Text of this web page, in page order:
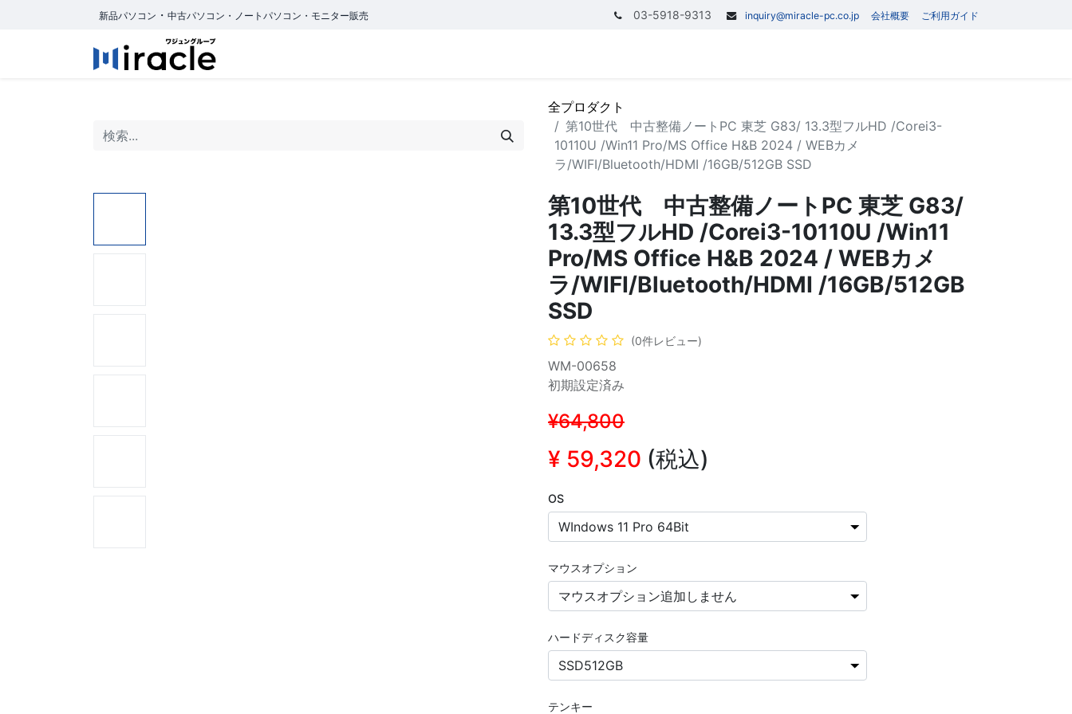
新品パソコン ・ 中古パソコン・ノートパソコン・モニター販売 03-5918-9313 inquiry@miracle-pc.co.jp 会社概要 ご利用ガイド
全プロダクト
第10世代 中古整備ノートPC 東芝 G83/ 13.3型フルHD /Corei3-
10110U /Win11 Pro/MS Office H&B 2024 / WEBカメ
ラ/WIFI/Bluetooth/HDMI /16GB/512GB SSD
第10世代 中古整備ノートPC 東芝 G83/
13.3型フルHD /Corei3-10110U /Win11
Pro/MS Office H&B 2024 / WEBカメ
ラ/WIFI/Bluetooth/HDMI /16GB/512GB
SSD
(0件レビュー)
WM-00658
初期設定済み
¥64,800
¥ 59,320 (税込)
OS
マウスオプション
ハードディスク容量
テンキー